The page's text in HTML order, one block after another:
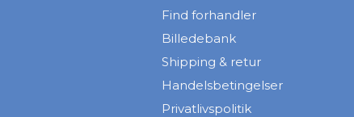
Find forhandler
Billedebank
Shipping & retur
Handelsbetingelser
Privatlivspolitik